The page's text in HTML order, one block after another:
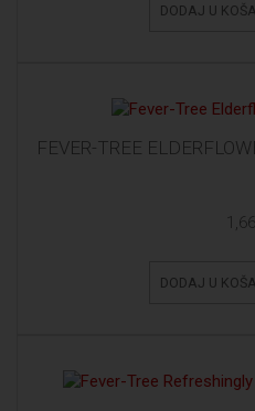
DODAJ U
FEVER-TREE
DODAJ U